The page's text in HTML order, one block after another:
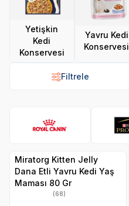
Yetişkin
Kedi
Konservesi
Yavru Kedi
Konservesi
Filtrele
Miratorg Kitten Jelly
Dana Etli Yavru Kedi Yaş
Maması 80 Gr
(68)